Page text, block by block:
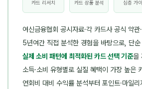
카드 리서치 카드 상품 분석 심층 가
여신금융협회 공시자료·각 카드사 공식 약관
5년여간 직접 분석한 경험을 바탕으로, 단
실제 소비 패턴에 최적화된 카드 선택 기준을
소득·소비 유형별로 실질 혜택이 가장 높은
연회비 대비 수익률 분석부터 포인트·마일리